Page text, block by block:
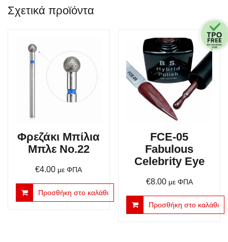
Σχετικά προϊόντα
Φρεζάκι Μπίλια
Μπλε No.22
€4.00 με ΦΠΑ
Προσθήκη στο καλάθι
FCE-05
Fabulous
Celebrity Eye
€8.00 με ΦΠΑ
Προσθήκη στο καλάθι